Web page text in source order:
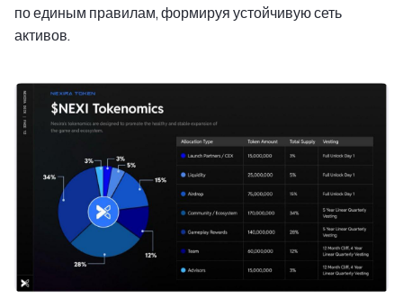
по единым правилам, формируя устойчивую сеть
активов.